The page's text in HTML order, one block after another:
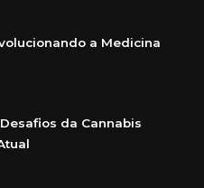
a Medicina
da Cannabis